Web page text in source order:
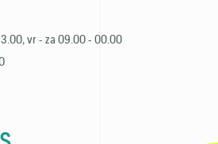
vr - za 09.00 - 00.00